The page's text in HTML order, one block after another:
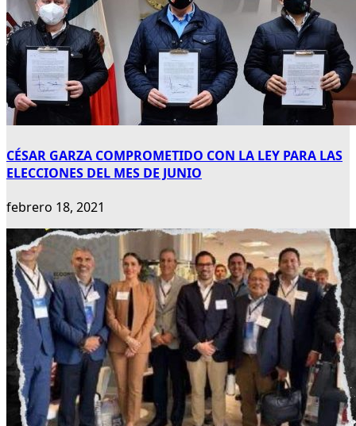
CÉSAR GARZA COMPROMETIDO CON LA LEY PARA LAS
ELECCIONES DEL MES DE JUNIO
febrero 18, 2021